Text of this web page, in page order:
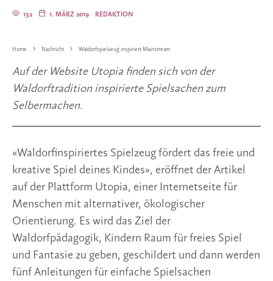
REDAKTION
1. MÄRZ 2019
132
Home Nachricht Waldorfspielzeug inspiriert Mainstream
Auf der Website Utopia finden sich von der
Waldorftradition inspirierte Spielsachen zum
Selbermachen.
«Waldorfinspiriertes Spielzeug fördert das freie und
kreative Spiel deines Kindes», eröffnet der Artikel
auf der Plattform Utopia, einer Internetseite für
Menschen mit alternativer, ökologischer
Orientierung. Es wird das Ziel der
Waldorfpädagogik, Kindern Raum für freies Spiel
und Fantasie zu geben, geschildert und dann werden
fünf Anleitungen für einfache Spielsachen